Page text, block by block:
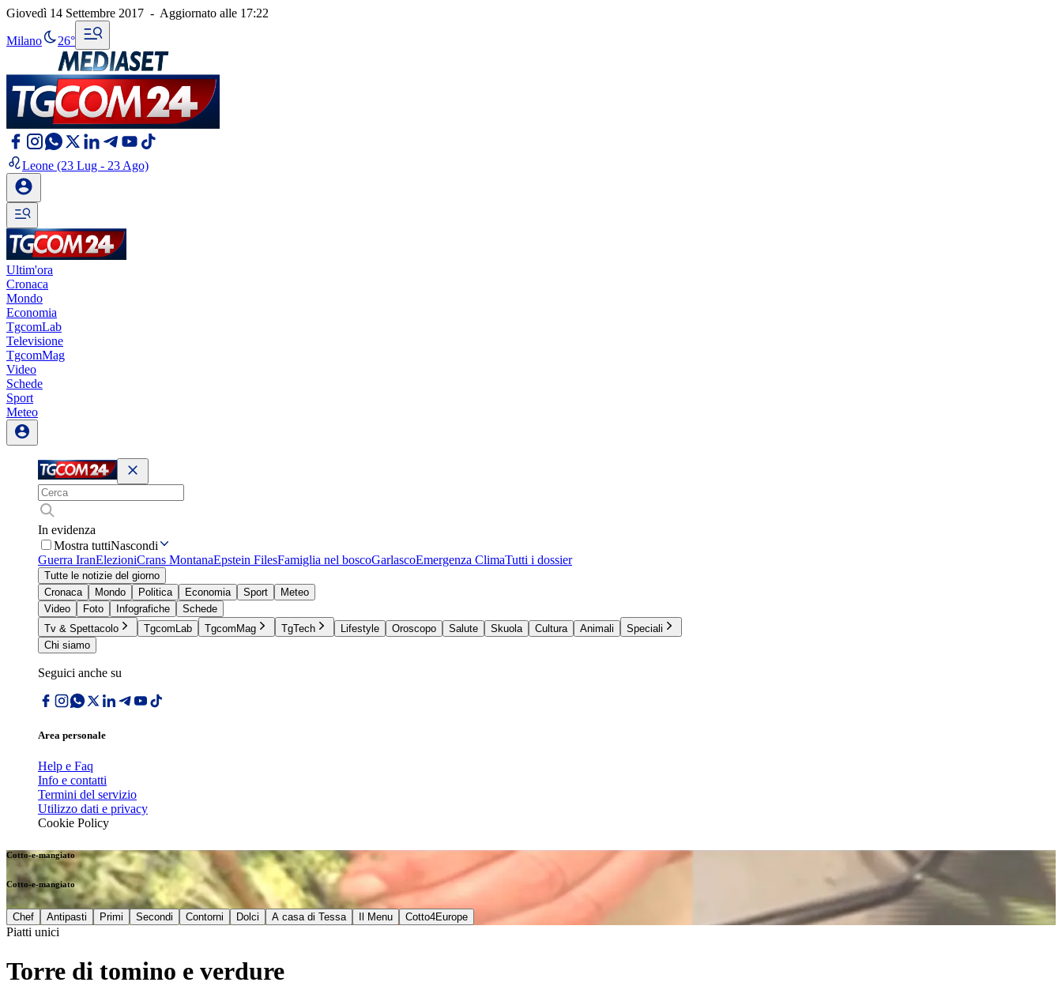
Giovedì 14 Settembre 2017 - Aggiornato alle 17:22
Milano 26°
Leone (23 Lug - 23 Ago)
Ultim'ora
Cronaca
Mondo
Economia
TgcomLab
Televisione
TgcomMag
Video
Schede
Sport
Meteo
In evidenza
Mostra tuttiNascondi
Guerra IranElezioniCrans MontanaEpstein FilesFamiglia nel boscoGarlascoEmergenza ClimaTutti i dossier
Tutte le notizie del giorno
Cronaca
Mondo Politica Economia Sport
Meteo
Video
Foto Infografiche
Schede
Tv & Spettacolo
TgcomLab TgcomMag TgTech Lifestyle Oroscopo Salute Skuola Cultura Animali
Speciali
Chi siamo
Seguici anche su
Area personale
Help e Faq
Info e contatti
Termini del servizio
Utilizzo dati e privacy
Cookie Policy
Cotto-e-mangiato
Cotto-e-mangiato
Chef Antipasti Primi Secondi Contorni Dolci A casa di Tessa Il Menu Cotto4Europe
Piatti unici
Torre di tomino e verdure